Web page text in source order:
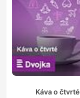
Káva o čtvrté